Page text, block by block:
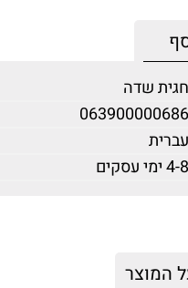
חגית שדה
063900000686
עברית
4-8 ימי עסקים
המוצר